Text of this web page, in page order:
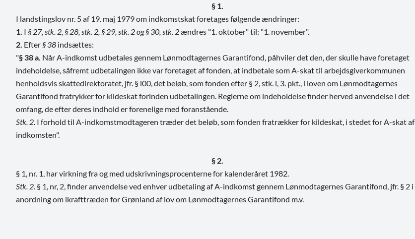
§ 1.
I landstingslov nr. 5 af 19. maj 1979 om indkomstskat foretages følgende ændringer:
1. I § 27, stk. 2, § 28, stk. 2, § 29, stk. 2 og § 30, stk. 2ændres "1. oktober" til: "1. november".
2. Efter § 38 indsættes:
"§ 38 a. Når A-indkomst udbetales gennem Lønmodtagernes Garantifond, påhviler det den, der skulle have foretaget
indeholdelse, såfremt udbetalingen ikke var foretaget af fonden, at indbetale som A-skat til arbejdsgiverkommunen
henholdsvis skattedirektoratet, jfr. § l00, det beløb, som fonden efter § 2, stk. l, 3. pkt., i loven om Lønmodtagernes
Garantifond fratrykker for kildeskat forinden udbetalingen. Reglerne om indeholdelse finder herved anvendelse i det
omfang, de efter deres indhold er forenelige med foranstående.
Stk. 2. I forhold til A-indkomstmodtageren træder det beløb, som fonden fratrækker for kildeskat, i stedet for A-skat af
indkomsten".
§ 2.
§ 1, nr. 1, har virkning fra og med udskrivningsprocenterne for kalenderåret 1982.
Stk. 2. § 1, nr, 2, finder anvendelse ved enhver udbetaling af A-indkomst gennem Lønmodtagernes Garantifond, jfr. § 2 i
anordning om ikrafttræden for Grønland af lov om Lønmodtagernes Garantifond m.v.